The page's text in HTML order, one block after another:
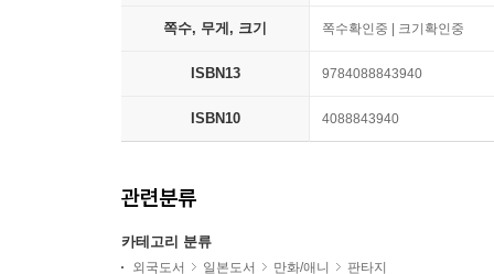
쪽수, 무게, 크기 쪽수확인중 | 크기확인중
ISBN13 9784088843940
ISBN10 4088843940
관련분류
카테고리 분류
외국도서 일본도서 만화/애니
판타지